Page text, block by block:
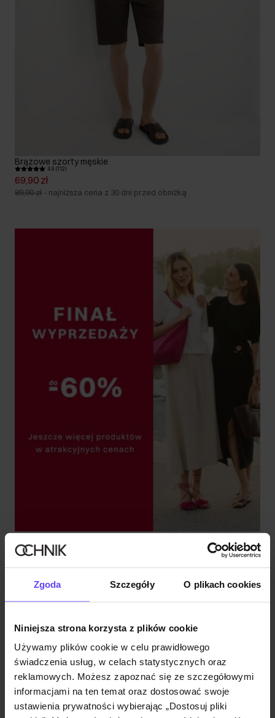
Zgoda Szczegóły O plikach cookies
Niniejsza strona korzysta z plików cookie
Używamy plików cookie w celu prawidłowego
świadczenia usług, w celach statystycznych oraz
reklamowych. Możesz zapoznać się ze szczegółowymi
informacjami na ten temat oraz dostosować swoje
ustawienia prywatności wybierając „Dostosuj pliki
Brązowe szorty męskie
4.9 (112)
69,90 zł
89,90 zł - najniższa cena z 30 dni przed obniżką
FINAŁ WYPRZEDAŻY DO -60%